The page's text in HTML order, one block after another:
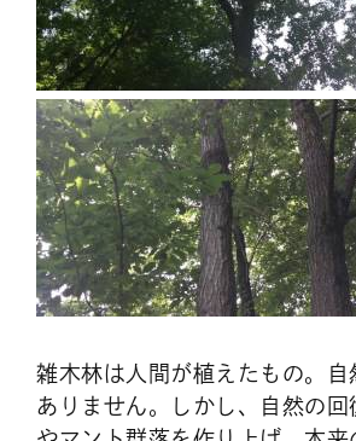
雑木林は人間が植えたもの。自
ありません。しかし、自然の回